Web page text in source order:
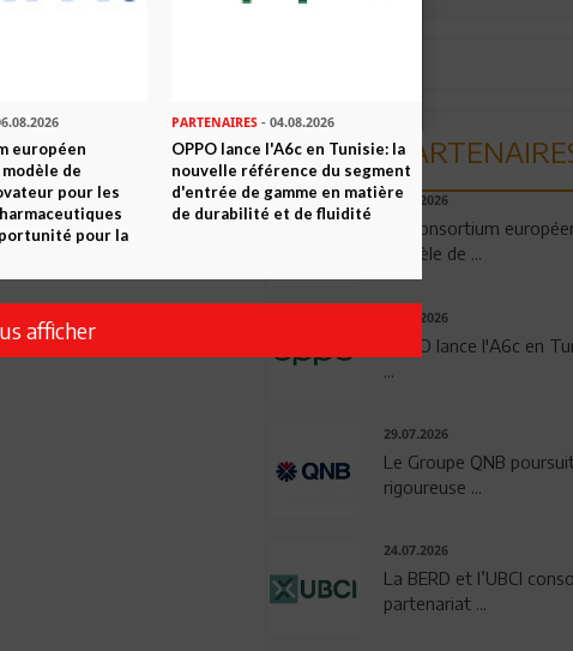
06.08.2026
Un consortium
modèle de ...
04.08.2026
OPPO lance l'A6c en
...
29.07.2026
Le Groupe QNB
rigoureuse ...
24.07.2026
La BERD et l’UBCI
partenariat ...
européen
de
pour les
pour la
PARTENAIRES- 04.08.2026
OPPO lance l'A6c en Tunisie: la
nouvelle référence du segment
d'entrée de gamme en matière
de durabilité et de fluidité
afficher